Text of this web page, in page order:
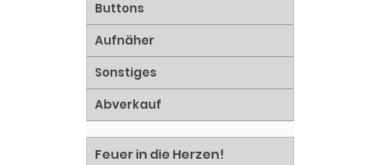
Buttons
Aufnäher
Sonstiges
Abverkauf
Feuer in die Herzen!